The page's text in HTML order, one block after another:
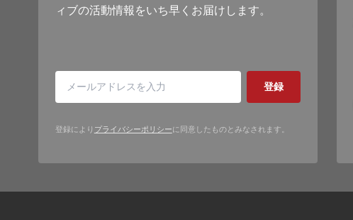
ィブの活動情報をいち早くお届けします。
登録
登録により プライバシーポリシーに同意したものとみなされます。